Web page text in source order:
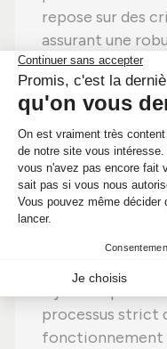
repose sur des
assurant une
élevées.
Il est adapté
suivante(s) :
Et dispose de
095000 5600,
1465A041,
Dans une
injecteur pour
processus strict
fonctionnement